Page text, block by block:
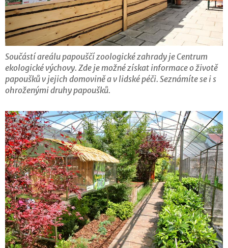
Součástí areálu papouščí zoologické zahrady je Centrum
ekologické výchovy. Zde je možné získat informace o životě
papoušků v jejich domovině a v lidské péči. Seznámíte se i s
ohroženými druhy papoušků.